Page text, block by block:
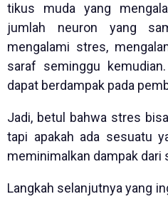
tikus muda yang
jumlah neuron yang
mengalami stres,
saraf seminggu
dapat berdampak pada
Jadi, betul bahwa stres
tapi apakah ada sesuatu
meminimalkan dampak dari
Langkah selanjutnya yang